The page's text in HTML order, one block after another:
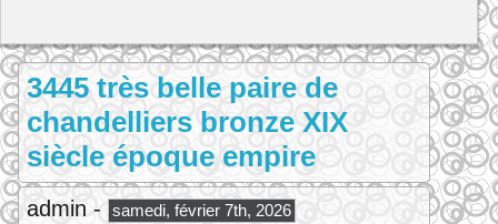
3445 très belle paire de
chandelliers bronze XIX
siècle époque empire
admin - samedi, février 7th, 2026